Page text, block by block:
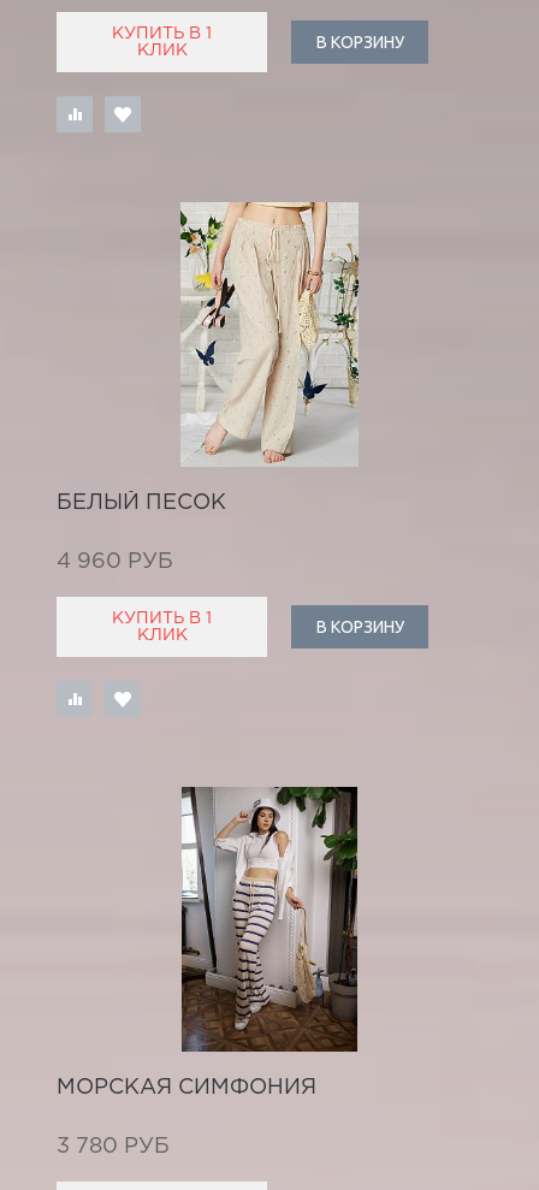
КУПИТЬ В 1
КЛИК
В КОРЗИНУ
БЕЛЫЙ ПЕСОК
4 960 РУБ
КУПИТЬ В 1
КЛИК
В КОРЗИНУ
МОРСКАЯ СИМФОНИЯ
3 780 РУБ